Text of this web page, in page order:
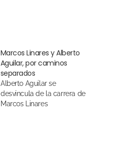
Marcos Linares y Alberto
Aguilar, por caminos
separados
Alberto Aguilar se
desvincula de la carrera de
Marcos Linares